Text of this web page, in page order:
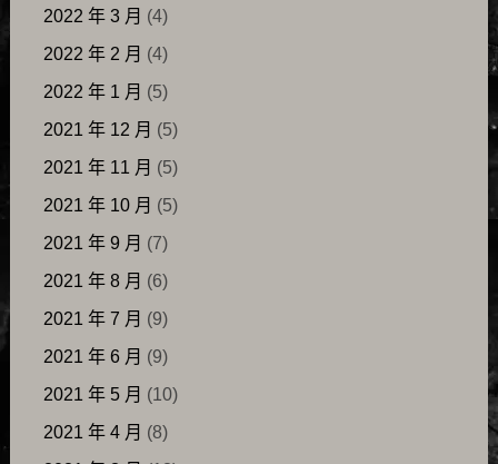
2022 年 3 月 (4)
2022 年 2 月 (4)
2022 年 1 月 (5)
2021 年 12 月 (5)
2021 年 11 月 (5)
2021 年 10 月 (5)
2021 年 9 月 (7)
2021 年 8 月 (6)
2021 年 7 月 (9)
2021 年 6 月 (9)
2021 年 5 月 (10)
2021 年 4 月 (8)